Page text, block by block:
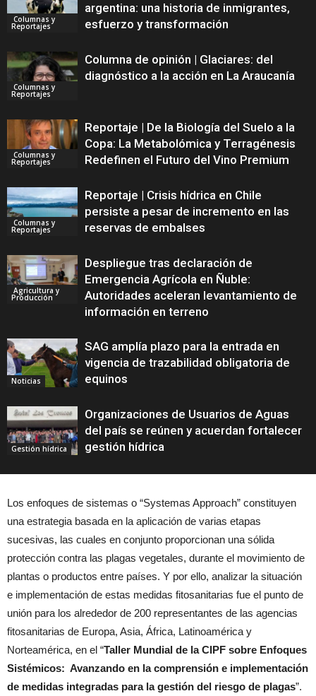
Columnas y
Reportajes
argentina: una historia de inmigrantes,
esfuerzo y transformación
Columnas y
Reportajes
Columna de opinión | Glaciares: del
diagnóstico a la acción en La Araucanía
Columnas y
Reportajes
Reportaje | De la Biología del Suelo a la
Copa: La Metabolómica y Terragénesis
Redefinen el Futuro del Vino Premium
Columnas y
Reportajes
Reportaje | Crisis hídrica en Chile
persiste a pesar de incremento en las
reservas de embalses
Agricultura y
Producción
Despliegue tras declaración de
Emergencia Agrícola en Ñuble:
Autoridades aceleran levantamiento de
información en terreno
Noticias
SAG amplía plazo para la entrada en
vigencia de trazabilidad obligatoria de
equinos
Gestión hídrica
Organizaciones de Usuarios de Aguas
del país se reúnen y acuerdan fortalecer
gestión hídrica
Los enfoques de sistemas o “Systemas Approach” constituyen
una estrategia basada en la aplicación de varias etapas
sucesivas, las cuales en conjunto proporcionan una sólida
protección contra las plagas vegetales, durante el movimiento de
plantas o productos entre países. Y por ello, analizar la situación
e implementación de estas medidas fitosanitarias fue el punto de
unión para los alrededor de 200 representantes de las agencias
fitosanitarias de Europa, Asia, África, Latinoamérica y
Norteamérica, en el “Taller Mundial de la CIPF sobre Enfoques
Sistémicos: Avanzando en la comprensión e implementación
de medidas integradas para la gestión del riesgo de plagas”.